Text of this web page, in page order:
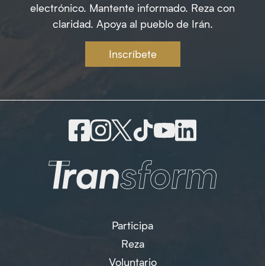
electrónico. Mantente informado. Reza con
claridad. Apoya al pueblo de Irán.
Inscríbete
Participa
Reza
Voluntario